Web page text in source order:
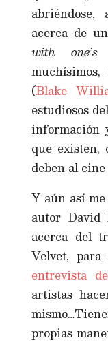
abriéndose,
acerca de
with
(Blake
estudiosos
información
que existen,
deben al
Y aún así
autor David
acerca del
Velvet, para
entrevista
artistas
propias